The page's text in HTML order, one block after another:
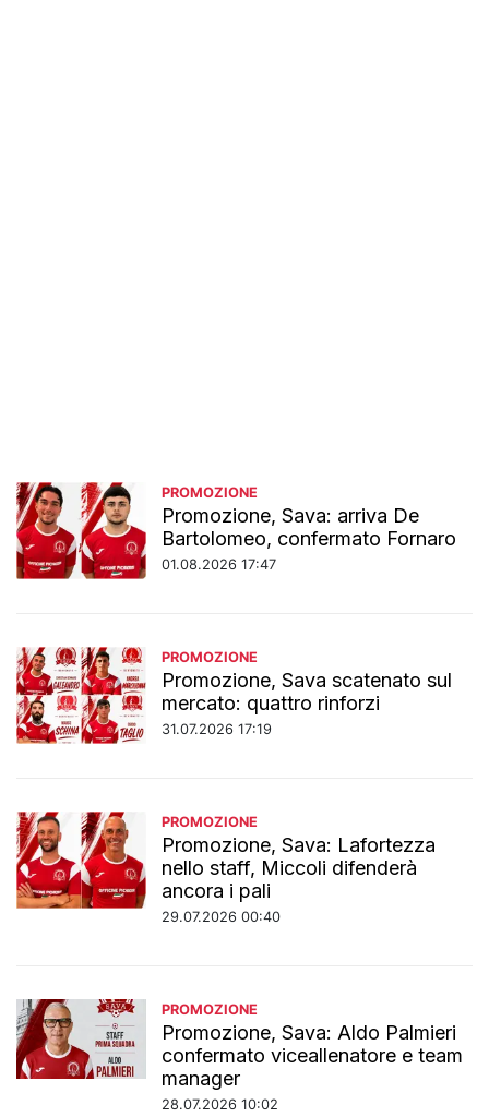
PROMOZIONE
Promozione, Sava: arriva De
Bartolomeo, confermato Fornaro
01.08.2026 17:47
PROMOZIONE
Promozione, Sava scatenato sul
mercato: quattro rinforzi
31.07.2026 17:19
PROMOZIONE
Promozione, Sava: Lafortezza
nello staff, Miccoli difenderà
ancora i pali
29.07.2026 00:40
PROMOZIONE
Promozione, Sava: Aldo Palmieri
confermato viceallenatore e team
manager
28.07.2026 10:02